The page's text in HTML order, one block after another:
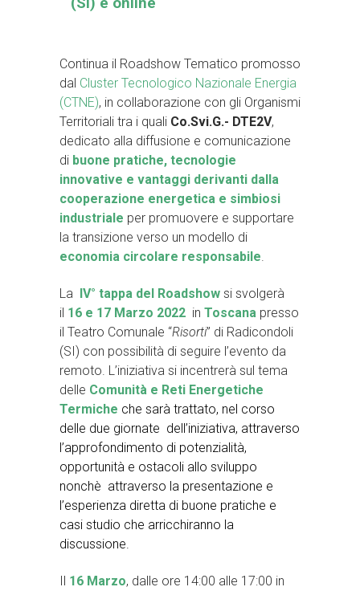
Continua il Roadshow Tematico promosso
dal Cluster Tecnologico Nazionale Energia
(CTNE), in collaborazione con gli Organismi
Territoriali tra i quali Co.Svi.G.- DTE2V,
dedicato alla diffusione e comunicazione
di buone pratiche, tecnologie
innovative e vantaggi derivanti dalla
cooperazione energetica e simbiosi
industriale per promuovere e supportare
la transizione verso un modello di
economia circolare responsabile
La IV° tappa del Roadshow si svolgerà
il 16 e 17 Marzo 2022 in Toscana presso
il Teatro Comunale “Risorti” di Radicondoli
(SI) con possibilità di seguire l’evento da
remoto. L’iniziativa si incentrerà sul tema
delle Comunità e Reti Energetiche
Termiche che sarà trattato, nel corso
delle due giornate dell’iniziativa, attraverso
l’approfondimento di potenzialità,
opportunità e ostacoli allo sviluppo
nonchè attraverso la presentazione e
l’esperienza diretta di buone pratiche e
casi studio che arricchiranno la
discussione
Il 16 Marzo, dalle ore 14:00 alle 17:00 in